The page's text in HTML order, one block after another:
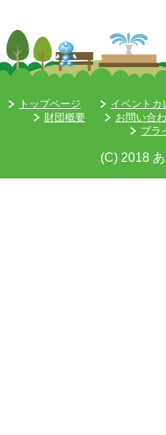
トップページ イベントカ
財団概要
お問い合
プラ
(C) 2018